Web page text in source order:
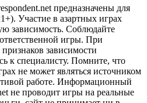
предназначены для
Участие в азартных играх
зависимость. Соблюдайте
игры. При
зависимости
к специалисту. Помните, что
не может являться источником
работе. Информационный
не проводит игры на реальные